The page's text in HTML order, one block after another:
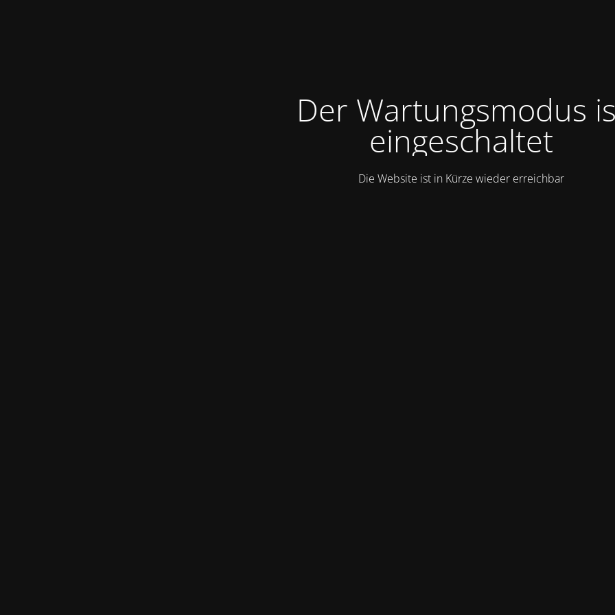
Der Wartungsmodus
eingeschaltet
Die Website ist in Kürze wieder erreichbar